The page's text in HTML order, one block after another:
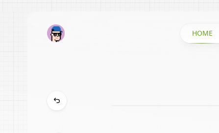
HOME